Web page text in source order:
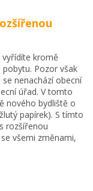
kromě
Pozor však
nenachází obecní
úřad. V tomto
nového bydliště o
papírek). S tímto
rozšířenou
všemi změnami,